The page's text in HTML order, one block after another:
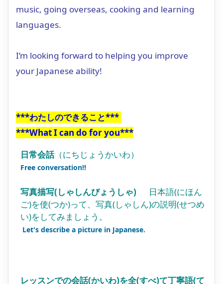
music, going overseas, cooking and learning
languages.
I’m looking forward to helping you improve
your Japanese ability!
***わたしのできること***
***What I can do for you***
日常会話（にちじょうかいわ）
Free conversation!!
写真描写(しゃしんびょうしゃ)日本語(にほん
ご)を使(つか)って、写真(しゃしん)の説明(せつめ
い)をしてみましょう。
Let's describe a picture in Japanese.
レッスンでの会話(かいわ)を全(すべ)て丁寧語(て